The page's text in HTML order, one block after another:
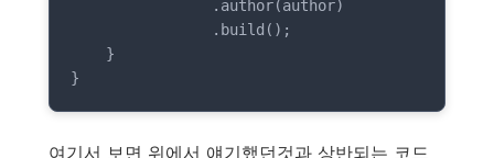
}
여기서 보면 위에서 얘기했던것과 상반되는 코드